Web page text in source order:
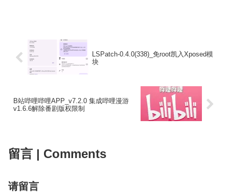
LSPatch-0.4.0(338)_免root凯入Xposed模
块
B站哔哩哔哩APP_v7.2.0 集成哔哩漫游
v1.6.6解除番剧版权限制
留言 | Comments
请留言